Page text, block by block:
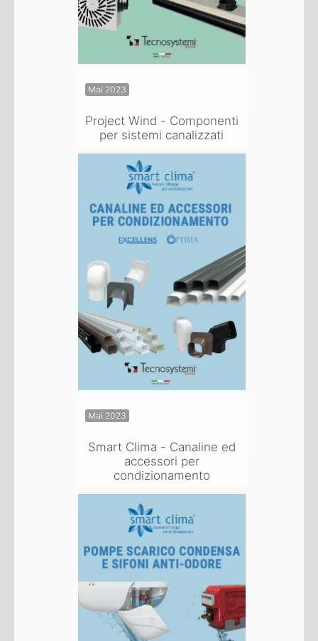
Mai 2023
Project Wind - Componenti
per sistemi canalizzati
Mai 2023
Smart Clima - Canaline ed
accessori per
condizionamento